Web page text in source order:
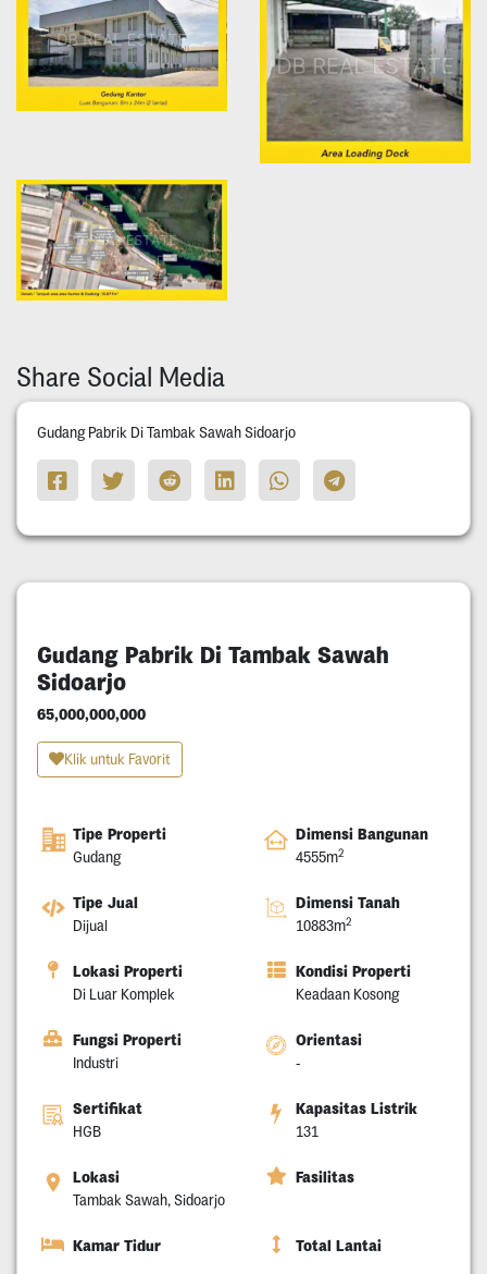
Share Social Media
Gudang Pabrik Di Tambak Sawah Sidoarjo
Gudang Pabrik Di Tambak Sawah
Sidoarjo
65,000,000,000
Klik untuk Favorit
Tipe Properti
Gudang
Dimensi Bangunan
4555m2
Tipe Jual
Dijual
Dimensi Tanah
10883m2
Lokasi Properti
Di Luar Komplek
Kondisi Properti
Keadaan Kosong
Fungsi Properti
Industri
Orientasi
-
Sertifikat
HGB
Kapasitas Listrik
131
Lokasi
Tambak Sawah, Sidoarjo
Fasilitas
Kamar Tidur Total Lantai